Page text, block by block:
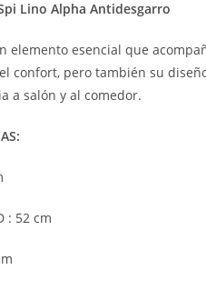
Lino Alpha Antidesgarro
elemento esencial que
confort, pero también su
a salón y al comedor.
: 52 cm